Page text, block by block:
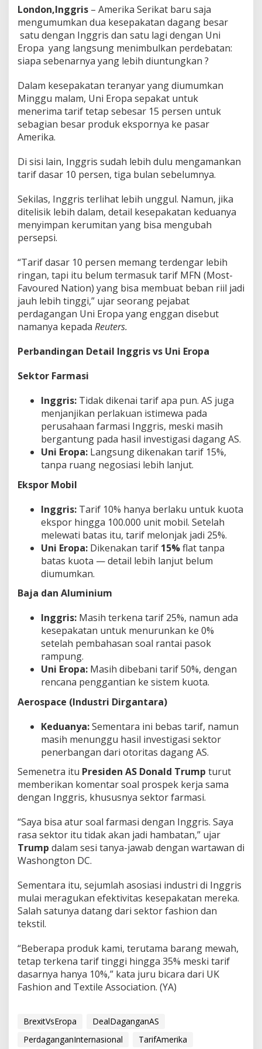
n
u
n
g
?
London,Inggris – Amerika Serikat baru saja
mengumumkan dua kesepakatan dagang besar
satu dengan Inggris dan satu lagi dengan Uni
Eropa yang langsung menimbulkan perdebatan:
siapa sebenarnya yang lebih diuntungkan ?
Dalam kesepakatan teranyar yang diumumkan
Minggu malam, Uni Eropa sepakat untuk
menerima tarif tetap sebesar 15 persen untuk
sebagian besar produk ekspornya ke pasar
Amerika.
Di sisi lain, Inggris sudah lebih dulu mengamankan
tarif dasar 10 persen, tiga bulan sebelumnya.
Sekilas, Inggris terlihat lebih unggul. Namun, jika
ditelisik lebih dalam, detail kesepakatan keduanya
menyimpan kerumitan yang bisa mengubah
persepsi.
“Tarif dasar 10 persen memang terdengar lebih
ringan, tapi itu belum termasuk tarif MFN (Most-
Favoured Nation) yang bisa membuat beban riil jadi
jauh lebih tinggi,” ujar seorang pejabat
perdagangan Uni Eropa yang enggan disebut
namanya kepada Reuters.
Perbandingan Detail Inggris vs Uni Eropa
Sektor Farmasi
Inggris: Tidak dikenai tarif apa pun. AS juga
menjanjikan perlakuan istimewa pada
perusahaan farmasi Inggris, meski masih
bergantung pada hasil investigasi dagang AS.
Uni Eropa: Langsung dikenakan tarif 15%,
tanpa ruang negosiasi lebih lanjut.
Ekspor Mobil
Inggris: Tarif 10% hanya berlaku untuk kuota
ekspor hingga 100.000 unit mobil. Setelah
melewati batas itu, tarif melonjak jadi 25%.
Uni Eropa: Dikenakan tarif 15%flat tanpa
batas kuota — detail lebih lanjut belum
diumumkan.
Baja dan Aluminium
Inggris: Masih terkena tarif 25%, namun ada
kesepakatan untuk menurunkan ke 0%
setelah pembahasan soal rantai pasok
rampung.
Uni Eropa: Masih dibebani tarif 50%, dengan
rencana penggantian ke sistem kuota.
Aerospace (Industri Dirgantara)
Keduanya:Sementara ini bebas tarif, namun
masih menunggu hasil investigasi sektor
penerbangan dari otoritas dagang AS.
Semenetra itu Presiden AS Donald Trump turut
memberikan komentar soal prospek kerja sama
dengan Inggris, khususnya sektor farmasi.
“Saya bisa atur soal farmasi dengan Inggris. Saya
rasa sektor itu tidak akan jadi hambatan,” ujar
Trump dalam sesi tanya-jawab dengan wartawan di
Washongton DC.
Sementara itu, sejumlah asosiasi industri di Inggris
mulai meragukan efektivitas kesepakatan mereka.
Salah satunya datang dari sektor fashion dan
tekstil.
“Beberapa produk kami, terutama barang mewah,
tetap terkena tarif tinggi hingga 35% meski tarif
dasarnya hanya 10%,” kata juru bicara dari UK
Fashion and Textile Association. (YA)
BrexitVsEropa
DealDaganganAS
PerdaganganInternasional
TarifAmerika